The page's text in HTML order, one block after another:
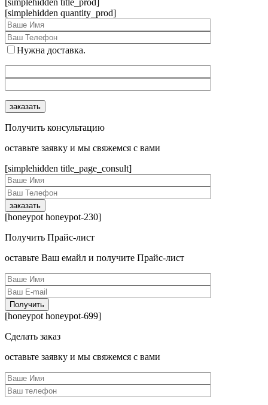
[simplehidden title_prod]
[simplehidden quantity_prod]
Нужна доставка.
Получить консультацию
оcтавьте заявку и мы свяжемся с вами
[simplehidden title_page_consult]
[honeypot honeypot-230]
Получить Прайс-лист
оcтавьте Ваш емайл и получите Прайс-лист
[honeypot honeypot-699]
Сделать заказ
оcтавьте заявку и мы свяжемся с вами